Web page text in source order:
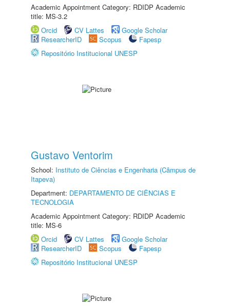
Academic Appointment Category: RDIDP Academic
title: MS-3.2
Orcid
CV Lattes
Google Scholar
ResearcherID
Scopus
Fapesp
Repositório Institucional UNESP
Gustavo Ventorim
School: Instituto de Ciências e Engenharia (Câmpus de
Itapeva)
Department: DEPARTAMENTO DE CIÊNCIAS E
TECNOLOGIA
Academic Appointment Category: RDIDP Academic
title: MS-6
Orcid
CV Lattes
Google Scholar
ResearcherID
Scopus
Fapesp
Repositório Institucional UNESP